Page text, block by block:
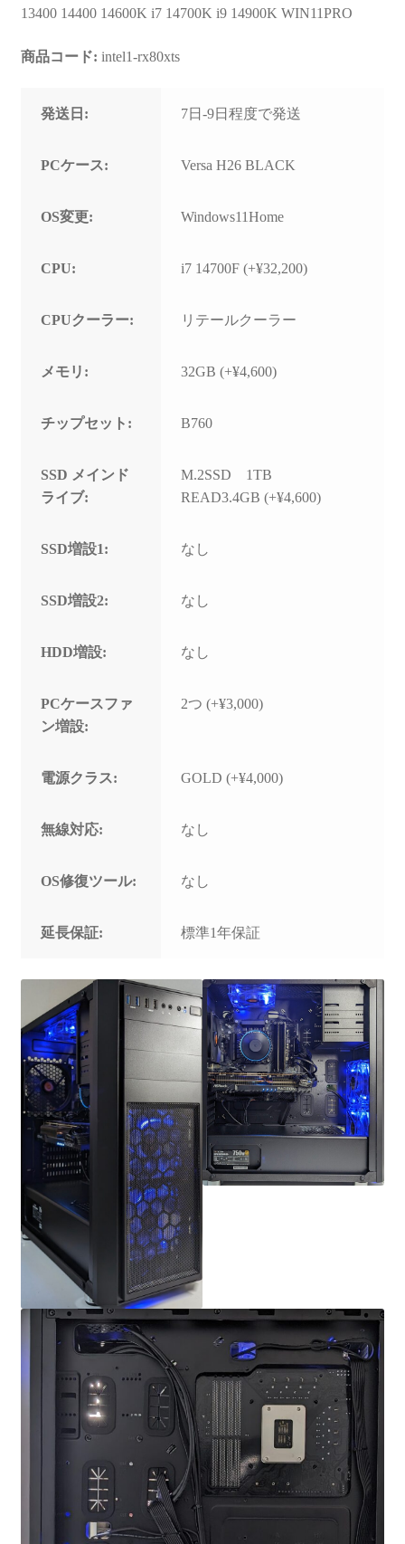
13400 14400 14600K i7 14700K i9 14900K WIN11PRO
商品コード: intel1-rx80xts
発送日: 7日-9日程度で発送
PCケース: Versa H26 BLACK
OS変更: Windows11Home
CPU: i7 14700F (+¥32,200)
CPUクーラー: リテールクーラー
メモリ: 32GB (+¥4,600)
チップセット: B760
SSD メインド
ライブ:
M.2SSD 1TB
READ3.4GB (+¥4,600)
SSD増設1: なし
SSD増設2: なし
HDD増設: なし
PCケースファ
ン増設:
2つ (+¥3,000)
電源クラス: GOLD (+¥4,000)
無線対応: なし
OS修復ツール: なし
延長保証: 標準1年保証